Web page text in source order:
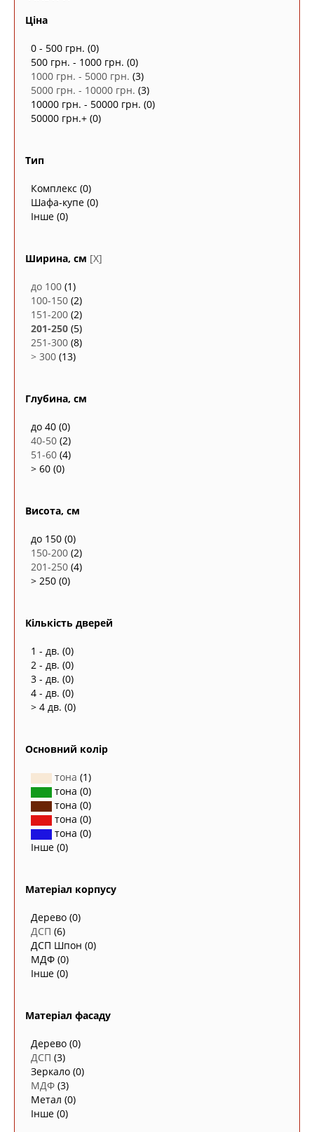
Ціна
0 - 500 грн. (0)
500 грн. - 1000 грн. (0)
1000 грн. - 5000 грн. (3)
5000 грн. - 10000 грн. (3)
10000 грн. - 50000 грн. (0)
50000 грн.+ (0)
Тип
Комплекс (0)
Шафа-купе (0)
Інше (0)
Ширина, см [X]
до 100 (1)
100-150 (2)
151-200 (2)
201-250 (5)
251-300 (8)
> 300 (13)
Глубина, см
до 40 (0)
40-50 (2)
51-60 (4)
> 60 (0)
Висота, см
до 150 (0)
150-200 (2)
201-250 (4)
> 250 (0)
Кількість дверей
1 - дв. (0)
2 - дв. (0)
3 - дв. (0)
4 - дв. (0)
> 4 дв. (0)
Основний колір
тона (1)
тона (0)
тона (0)
тона (0)
тона (0)
Інше (0)
Матеріал корпусу
Дерево (0)
ДСП (6)
ДСП Шпон (0)
МДФ (0)
Інше (0)
Матеріал фасаду
Дерево (0)
ДСП (3)
Зеркало (0)
МДФ (3)
Метал (0)
Інше (0)